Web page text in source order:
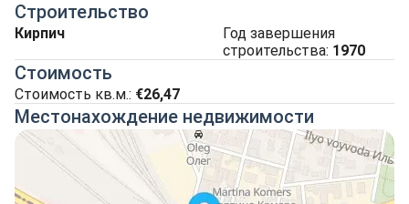
Строительство
Кирпич
Год завершения
строительства: 1970
Стоимость
Стоимость кв.м.: €26,47
Местонахождение недвижимости